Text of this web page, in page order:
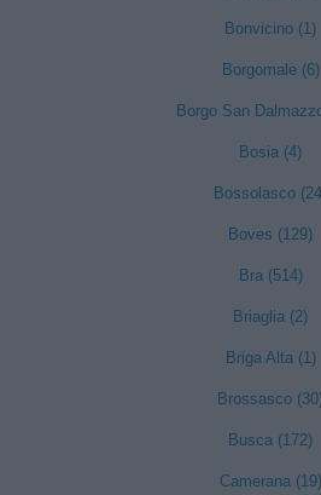
Bonvicino (1)
Borgomale (6)
Borgo San
Bosia (4)
Bossolasco
Boves (129)
Bra (514)
Briaglia (2)
Briga Alta (1)
Brossasco
Busca (172)
Camerana (19)